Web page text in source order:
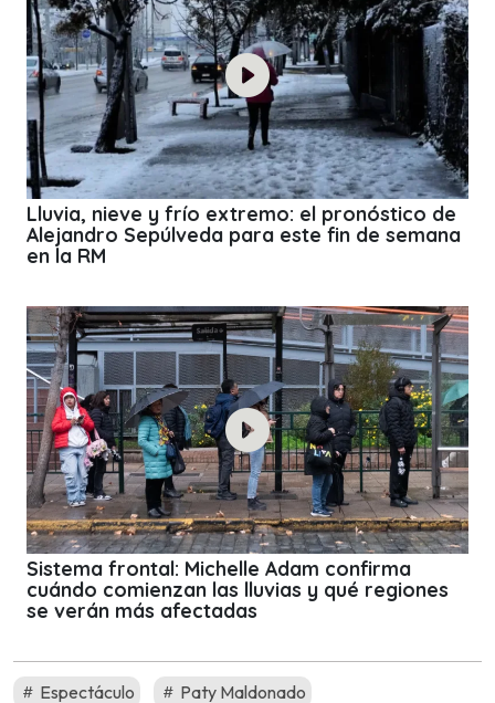
Lluvia, nieve y frío extremo: el pronóstico de
Alejandro Sepúlveda para este fin de semana
en la RM
Sistema frontal: Michelle Adam confirma
cuándo comienzan las lluvias y qué regiones
se verán más afectadas
Espectáculo Paty Maldonado